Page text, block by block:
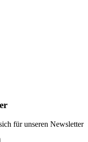
für unseren Newsletter